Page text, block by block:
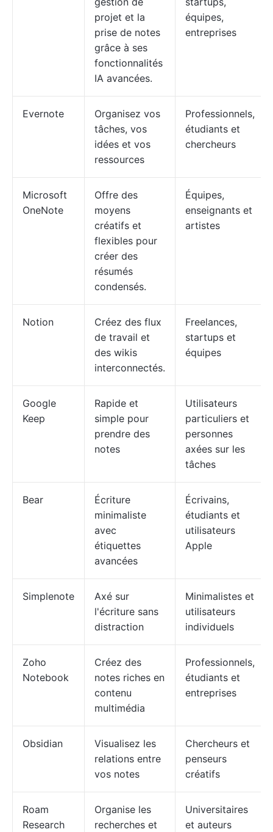
projet et la
prise de notes
grâce à ses
fonctionnalités
IA avancées.
équipes,
entreprises
Evernote
Organisez vos
tâches, vos
idées et vos
ressources
Professionnels,
étudiants et
chercheurs
Microsoft
OneNote
Offre des
moyens
créatifs et
flexibles pour
créer des
résumés
condensés.
Équipes,
enseignants et
artistes
Notion
Créez des flux
de travail et
des wikis
interconnectés.
Freelances,
startups et
équipes
Google
Keep
Rapide et
simple pour
prendre des
notes
Utilisateurs
particuliers et
personnes
axées sur les
tâches
Bear
Écriture
minimaliste
avec
étiquettes
avancées
Écrivains,
étudiants et
utilisateurs
Apple
Simplenote
Axé sur
l'écriture sans
distraction
Minimalistes et
utilisateurs
individuels
Zoho
Notebook
Créez des
notes riches en
contenu
multimédia
Professionnels,
étudiants et
entreprises
Obsidian
Visualisez les
relations entre
vos notes
Chercheurs et
penseurs
créatifs
Roam
Research
Organise les
recherches et
Universitaires
et auteurs